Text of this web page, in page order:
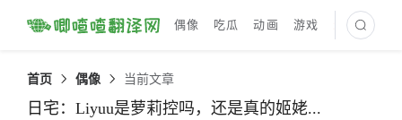
偶像 吃瓜 动画 游戏 最新译文
首页 偶像 当前文章
日宅：Liyuu是萝莉控吗，还是真的姬姥...